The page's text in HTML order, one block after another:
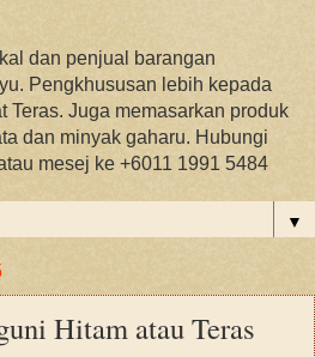
dan penjual barangan
Pengkhususan lebih kepada
Teras. Juga memasarkan produk
dan minyak gaharu. Hubungi
mesej ke +6011 1991 5484
▼
Hitam atau Teras